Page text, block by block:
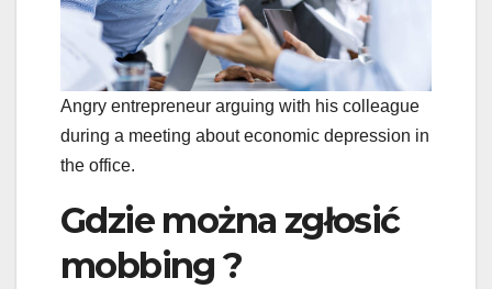
Angry entrepreneur arguing with his colleague
during a meeting about economic depression in
the office.
Gdzie można zgłosić
mobbing ?